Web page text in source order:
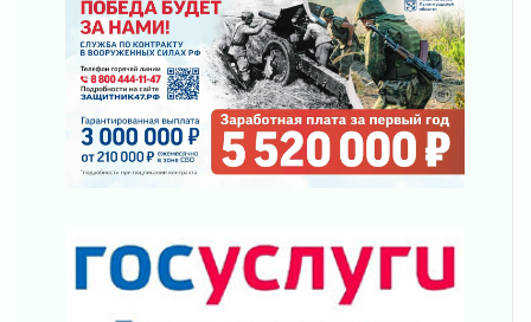
Ленинградской области
03 августа 2026
Уроки безопасности для детей и взрослых
03 августа 2026
Ленобласть отмечает День Воздушно-
десантных войск
02 августа 2026
Ленобласть отметила заслуги жителей перед
регионом и страной